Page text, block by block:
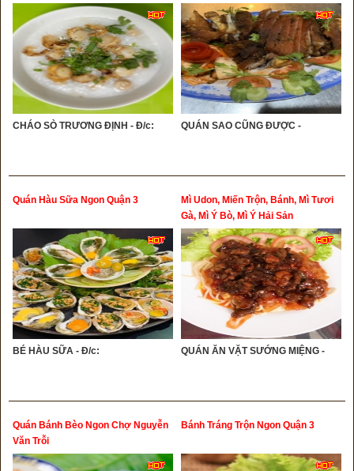
CHÁO SÒ TRƯƠNG ĐỊNH - Đ/c: QUÁN SAO CŨNG ĐƯỢC -
Quán Hàu Sữa Ngon Quận 3
BÉ HÀU SỮA - Đ/c:
Mì Udon, Miến Trộn, Bánh, Mì Tươi
Gà, Mì Ý Bò, Mì Ý Hải Sản
QUÁN ĂN VẶT SƯỚNG MIỆNG -
Quán Bánh Bèo Ngon Chợ Nguyễn
Văn Trỗi
Bánh Tráng Trộn Ngon Quận 3